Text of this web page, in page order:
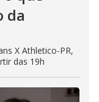
da
X Athletico-PR,
das 19h